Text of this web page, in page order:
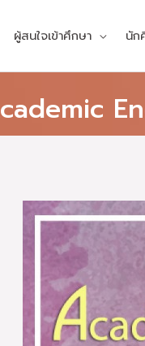
ผู้สนใจเข้าศึกษา นัก